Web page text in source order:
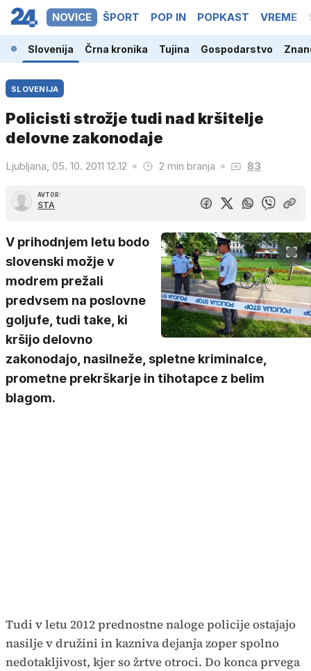
NOVICE ŠPORT POP IN POPKAST VREME
Slovenija Črna kronika Tujina Gospodarstvo
SLOVENIJA
Policisti strožje tudi nad kršitelje
delovne zakonodaje
Ljubljana, 05. 10. 2011 12.12 2 min branja 83
AVTOR:
STA
V prihodnjem letu bodo
slovenski možje v
modrem prežali
predvsem na poslovne
goljufe, tudi take, ki
kršijo delovno
zakonodajo, nasilneže, spletne kriminalce,
prometne prekrškarje in tihotapce z belim
blagom.
Tudi v letu 2012 prednostne naloge policije ostajajo
nasilje v družini in kazniva dejanja zoper spolno
nedotakljivost, kjer so žrtve otroci. Do konca prvega